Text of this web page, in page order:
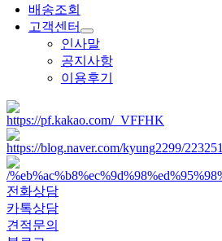
배송조회
고객센터
인사말
공지사항
이용후기
전화상담
카톡상담
견적문의